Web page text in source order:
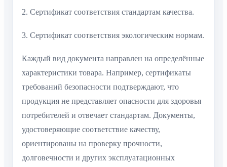
2. Сертификат соответствия стандартам качества.
3. Сертификат соответствия экологическим нормам.
Каждый вид документа направлен на определённые
характеристики товара. Например, сертификаты
требований безопасности подтверждают, что
продукция не представляет опасности для здоровья
потребителей и отвечает стандартам. Документы,
удостоверяющие соответствие качеству,
ориентированы на проверку прочности,
долговечности и других эксплуатационных